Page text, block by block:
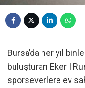
Bursa’da her yıl
buluşturan Eker I
sporseverlere ev